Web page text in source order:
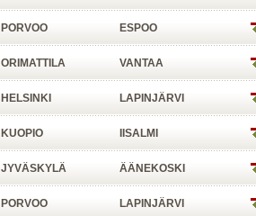
PORVOO ESPOO
ORIMATTILA VANTAA
HELSINKI LAPINJÄRVI
KUOPIO IISALMI
JYVÄSKYLÄ ÄÄNEKOSKI
PORVOO LAPINJÄRVI